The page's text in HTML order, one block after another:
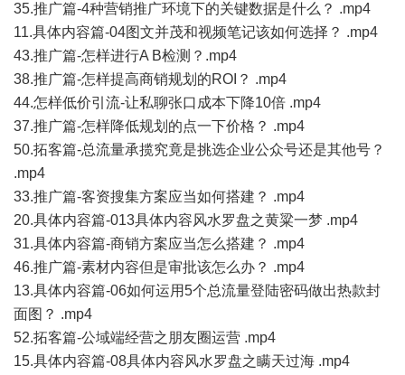
35.推广篇-4种营销推广环境下的关键数据是什么？ .mp4
11.具体内容篇-04图文并茂和视频笔记该如何选择？ .mp4
43.推广篇-怎样进行A B检测？.mp4
38.推广篇-怎样提高商销规划的ROI？ .mp4
44.怎样低价引流-让私聊张口成本下降10倍 .mp4
37.推广篇-怎样降低规划的点一下价格？ .mp4
50.拓客篇-总流量承揽究竟是挑选企业公众号还是其他号？
.mp4
33.推广篇-客资搜集方案应当如何搭建？ .mp4
20.具体内容篇-013具体内容风水罗盘之黄粱一梦 .mp4
31.具体内容篇-商销方案应当怎么搭建？ .mp4
46.推广篇-素材内容但是审批该怎么办？ .mp4
13.具体内容篇-06如何运用5个总流量登陆密码做出热款封
面图？ .mp4
52.拓客篇-公域端经营之朋友圈运营 .mp4
15.具体内容篇-08具体内容风水罗盘之瞒天过海 .mp4